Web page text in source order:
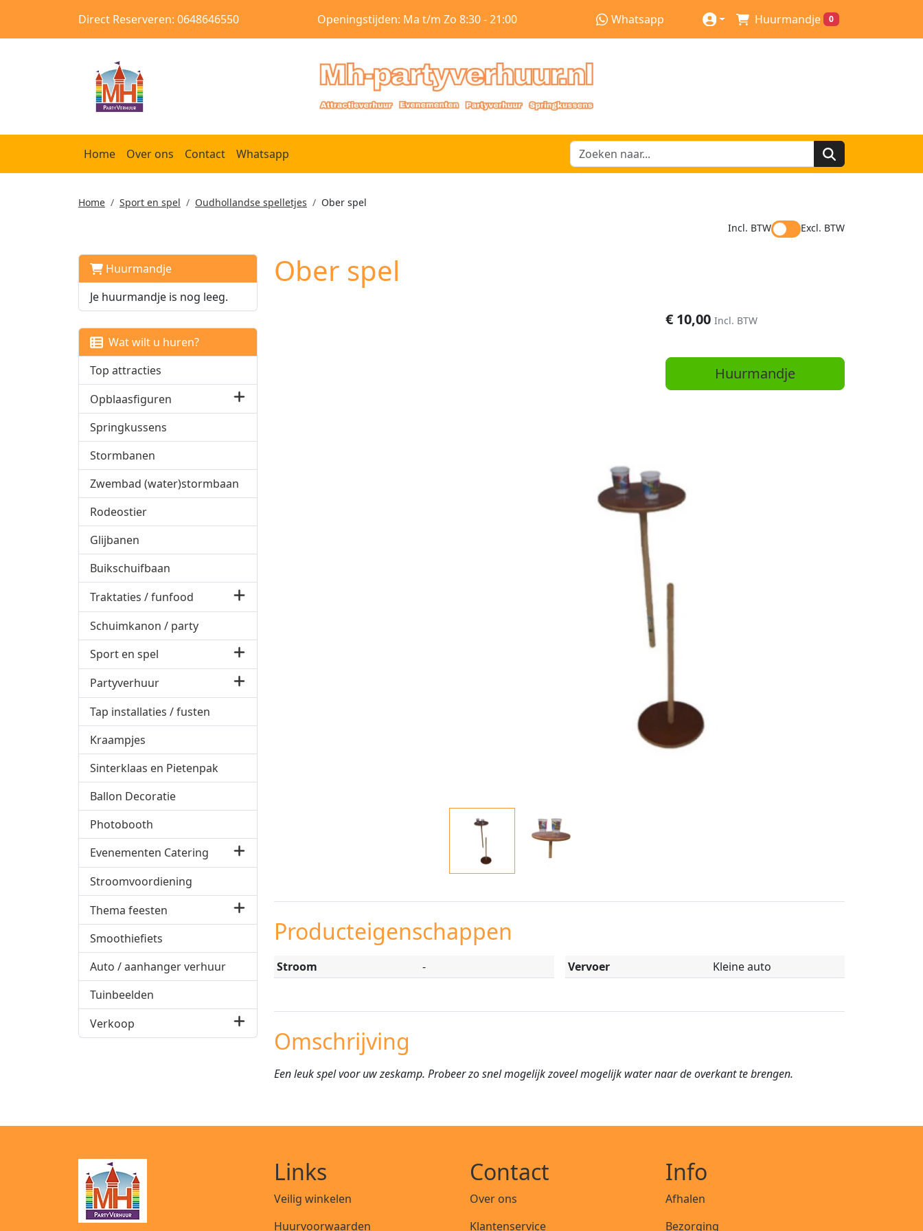
Direct Reserveren: 0648646550 Openingstijden: Ma t/m Zo 8:30 - 21:00 Whatsapp Huurmandje 0
Home Over ons Contact Whatsapp
Home Sport en spel Oudhollandse spelletjes
Ober spel
Incl. BTW
Excl. BTW
Huurmandje
Je huurmandje is nog leeg.
Wat wilt u huren?
Top attracties
Opblaasfiguren
Springkussens
Stormbanen
Zwembad (water)stormbaan
Rodeostier
Glijbanen
Buikschuifbaan
Traktaties / funfood
Schuimkanon / party
Sport en spel
Partyverhuur
Tap installaties / fusten
Kraampjes
Sinterklaas en Pietenpak
Ballon Decoratie
Photobooth
Evenementen Catering
Stroomvoordiening
Thema feesten
Smoothiefiets
Auto / aanhanger verhuur
Tuinbeelden
Verkoop
Ober spel
€ 10,00 Incl. BTW
Huurmandje
Producteigenschappen
Stroom - Vervoer Kleine auto
Omschrijving
Een leuk spel voor uw zeskamp. Probeer zo snel mogelijk zoveel mogelijk water naar de overkant te brengen.
Links
Veilig winkelen
Huurvoorwaarden
Contact
Over ons
Klantenservice
Info
Afhalen
Bezorging